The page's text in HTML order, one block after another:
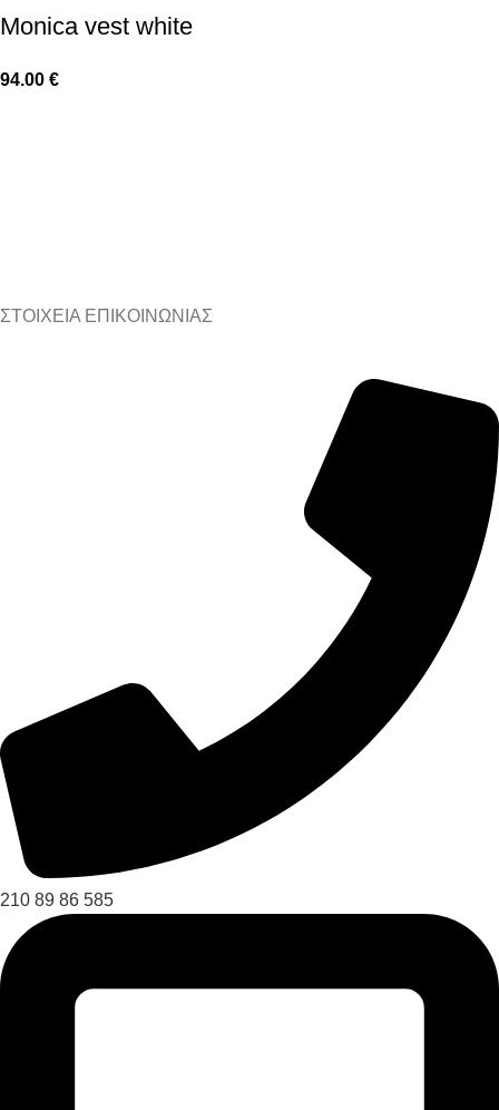
Monica vest white
94.00 €
ΣΤΟΙΧΕΙΑ ΕΠΙΚΟΙΝΩΝΙΑΣ
210 89 86 585